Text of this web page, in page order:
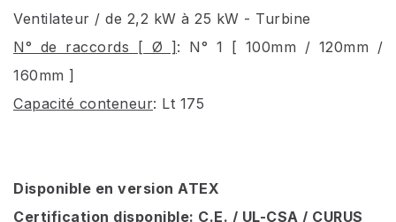
Ventilateur / de 2,2 kW à 25 kW - Turbine
N° de raccords [ Ø ]: N° 1 [ 100mm / 120mm /
160mm ]
Capacité conteneur: Lt 175
Disponible en version ATEX
Certification disponible: C.E. / UL-CSA / CURUS